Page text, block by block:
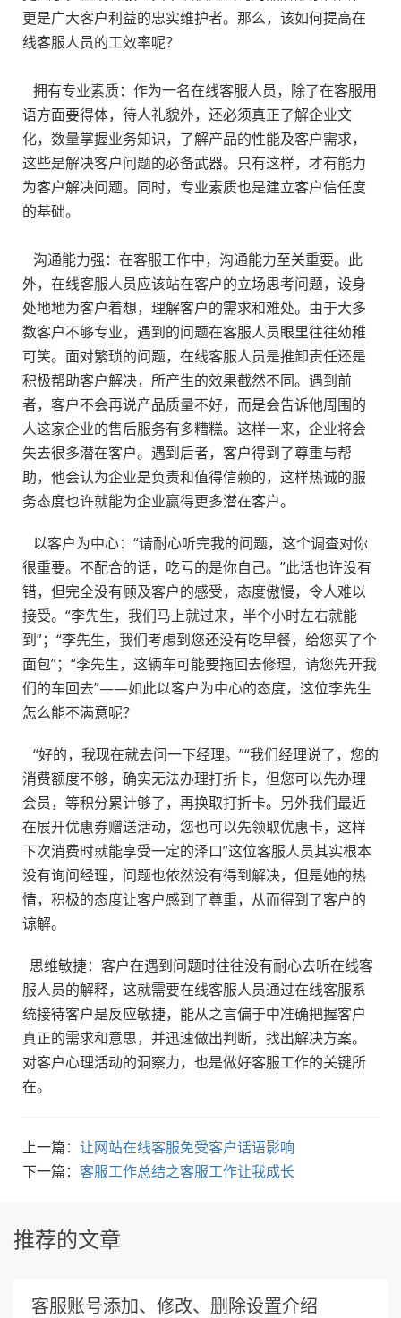
更是广大客户利益的忠实维护者。那么，该如何提高在
线客服人员的工效率呢？
拥有专业素质：作为一名在线客服人员，除了在客服用
语方面要得体，待人礼貌外，还必须真正了解企业文
化，数量掌握业务知识，了解产品的性能及客户需求，
这些是解决客户问题的必备武器。只有这样，才有能力
为客户解决问题。同时，专业素质也是建立客户信任度
的基础。
沟通能力强：在客服工作中，沟通能力至关重要。此
外，在线客服人员应该站在客户的立场思考问题，设身
处地地为客户着想，理解客户的需求和难处。由于大多
数客户不够专业，遇到的问题在客服人员眼里往往幼稚
可笑。面对繁琐的问题，在线客服人员是推卸责任还是
积极帮助客户解决，所产生的效果截然不同。遇到前
者，客户不会再说产品质量不好，而是会告诉他周围的
人这家企业的售后服务有多糟糕。这样一来，企业将会
失去很多潜在客户。遇到后者，客户得到了尊重与帮
助，他会认为企业是负责和值得信赖的，这样热诚的服
务态度也许就能为企业赢得更多潜在客户。
以客户为中心：“请耐心听完我的问题，这个调查对你
很重要。不配合的话，吃亏的是你自己。”此话也许没有
错，但完全没有顾及客户的感受，态度傲慢，令人难以
接受。“李先生，我们马上就过来，半个小时左右就能
到”；“李先生，我们考虑到您还没有吃早餐，给您买了个
面包”；“李先生，这辆车可能要拖回去修理，请您先开我
们的车回去”——如此以客户为中心的态度，这位李先生
怎么能不满意呢？
“好的，我现在就去问一下经理。”“我们经理说了，您的
消费额度不够，确实无法办理打折卡，但您可以先办理
会员，等积分累计够了，再换取打折卡。另外我们最近
在展开优惠券赠送活动，您也可以先领取优惠卡，这样
下次消费时就能享受一定的泽口”这位客服人员其实根本
没有询问经理，问题也依然没有得到解决，但是她的热
情，积极的态度让客户感到了尊重，从而得到了客户的
谅解。
思维敏捷：客户在遇到问题时往往没有耐心去听在线客
服人员的解释，这就需要在线客服人员通过在线客服系
统接待客户是反应敏捷，能从之言偏于中准确把握客户
真正的需求和意思，并迅速做出判断，找出解决方案。
对客户心理活动的洞察力，也是做好客服工作的关键所
在。
上一篇： 让网站在线客服免受客户话语影响
下一篇： 客服工作总结之客服工作让我成长
推荐的文章
客服账号添加、修改、删除设置介绍